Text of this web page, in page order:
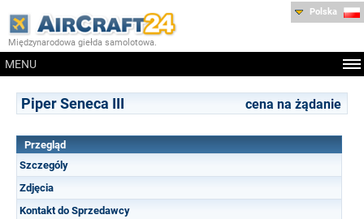
Międzynarodowa giełda samolotowa.
MENU
Polska
Piper Seneca III cena na żądanie
Przegląd
Szczególy
Zdjęcia
Kontakt do Sprzedawcy